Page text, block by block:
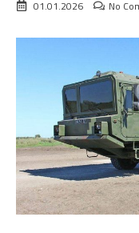
01.01.2026
No